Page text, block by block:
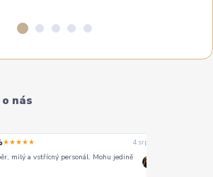
nás
★★★★★ 4. srpna
milý a vstřícný personál. Mohu jedině